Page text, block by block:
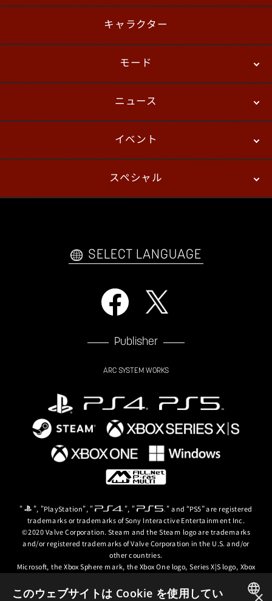
キャラクター
モード
バトル
ニュース
パッチノート
イベント
プレイヤーズ
スペシャル
自己紹介カードメーカー アーケード
SELECT LANGUAGE
Publisher
ARC SYSTEM WORKS
" ", "PlayStation", " ", " " and “PS5” are registered
trademarks or trademarks of Sony Interactive Entertainment Inc.
©2020 Valve Corporation. Steam and the Steam logo are trademarks
and/or registered trademarks of Valve Corporation in the U.S. and/or
other countries.
Microsoft, the Xbox Sphere mark, the Xbox One logo, Series X|S logo, Xbox
trademarks of the Microsoft group of companies.
このウェブサイトは Cookie を使用してい